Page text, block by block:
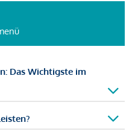
Das Wichtigste im